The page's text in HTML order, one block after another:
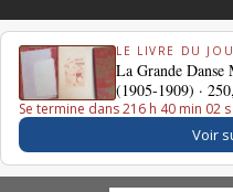
LE LIVRE DU
La Grande
(1905-1909) ·
Se termine dans 216 h 40 min 02 s
Voir